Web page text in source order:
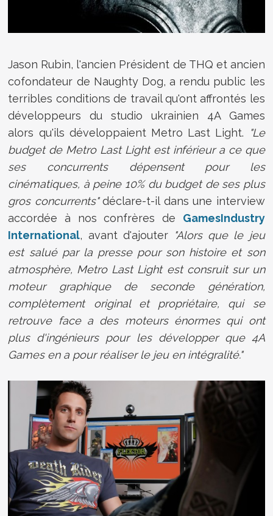
Jason Rubin, l'ancien Président de THQ et ancien
cofondateur de Naughty Dog, a rendu public les
terribles conditions de travail qu'ont affrontés les
développeurs du studio ukrainien 4A Games
alors qu'ils développaient Metro Last Light.
"Le
budget de Metro Last Light est inférieur a ce que
ses concurrents dépensent pour les
cinématiques, à peine 10% du budget de ses plus
gros concurrents"déclare-t-il dans une interview
accordée à nos confrères de GamesIndustry
International, avant d'ajouter "Alors que le jeu
est salué par la presse pour son histoire et son
atmosphère, Metro Last Light est consruit sur un
moteur graphique de seconde génération,
complètement original et propriétaire, qui se
retrouve face a des moteurs énormes qui ont
plus d'ingénieurs pour les développer que 4A
Games en a pour réaliser le jeu en intégralité."